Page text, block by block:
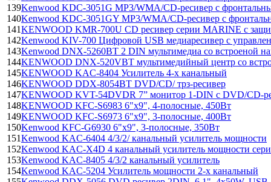
139Kenwood KDC-3051G MP3/WMA/СD-ресивер с
140Kenwood KDC-3051GY MP3/WMA/СD-ресивер с
141KENWOOD KMR-700U CD ресивер серии MARINE с
142Kenwood KIV-700 Цифровой USB медиаресивер с
143Kenwood DNX-5260BT 2 DIN мультимедиа со встроеной
144KENWOOD DNX-520VBT мультимедийный центр со
145KENWOOD KAC-8404 Усилитель 4-х канальный
146KENWOOD DDX-8054BT DVD/CD/ трз-ресивер
147KENWOOD KVT-54DVDR 7” монитор 1-DIN с DVD/CD-
148KENWOOD KFC-S6983 6"x9", 4-полосные, 450Вт
149KENWOOD KFC-S6973 6"x9", 3-полосные, 400Вт
150Kenwood KFC-G6930 6"x9", 3-полосные, 350Вт
151Kenwood KAC-6404 4/3/2/ канальный усилитель мощности
152Kenwood KAC-X4D 4 канальный усилитель мощности
153Kenwood KAC-8405 4/3/2 канальный усилитель
154Kenwood KAC-5204 Усилитель мощности 2-х канальный